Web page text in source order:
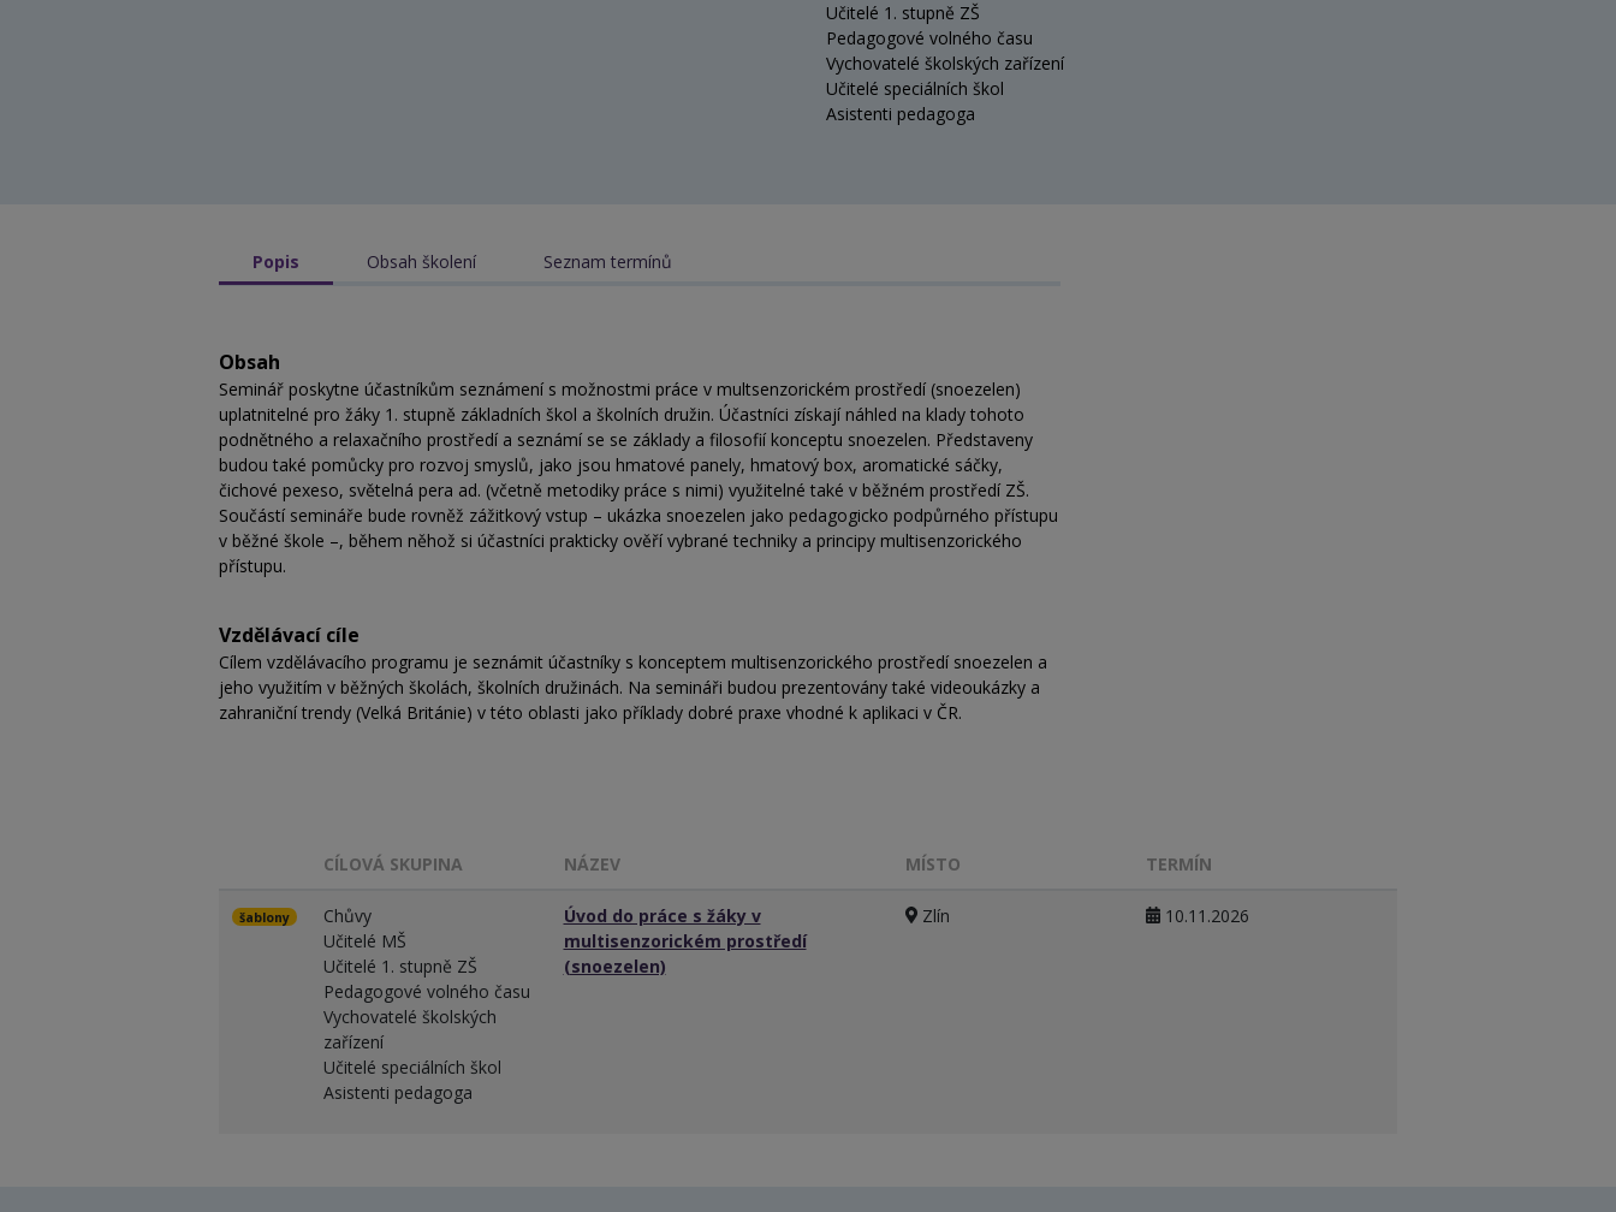
Učitelé 1. stupně ZŠ
Pedagogové volného času
Vychovatelé školských zařízení
Učitelé speciálních škol
Asistenti pedagoga
Popis Obsah školení Seznam termínů
Obsah
Seminář poskytne účastníkům seznámení s možnostmi práce v multsenzorickém prostředí (snoezelen)
uplatnitelné pro žáky 1. stupně základních škol a školních družin. Účastníci získají náhled na klady tohoto
podnětného a relaxačního prostředí a seznámí se se základy a filosofií konceptu snoezelen. Představeny
budou také pomůcky pro rozvoj smyslů, jako jsou hmatové panely, hmatový box, aromatické sáčky,
čichové pexeso, světelná pera ad. (včetně metodiky práce s nimi) využitelné také v běžném prostředí ZŠ.
Součástí semináře bude rovněž zážitkový vstup – ukázka snoezelen jako pedagogicko podpůrného přístupu
v běžné škole –, během něhož si účastníci prakticky ověří vybrané techniky a principy multisenzorického
přístupu.
Vzdělávací cíle
Cílem vzdělávacího programu je seznámit účastníky s konceptem multisenzorického prostředí snoezelen a
jeho využitím v běžných školách, školních družinách. Na semináři budou prezentovány také videoukázky a
zahraniční trendy (Velká Británie) v této oblasti jako příklady dobré praxe vhodné k aplikaci v ČR.
CÍLOVÁ SKUPINA NÁZEV MÍSTO TERMÍN
šablony
Chůvy
Učitelé MŠ
Učitelé 1. stupně ZŠ
Pedagogové volného času
Vychovatelé školských
zařízení
Učitelé speciálních škol
Asistenti pedagoga
Úvod do práce s žáky v
multisenzorickém prostředí
(snoezelen)
Zlín 10.11.2026